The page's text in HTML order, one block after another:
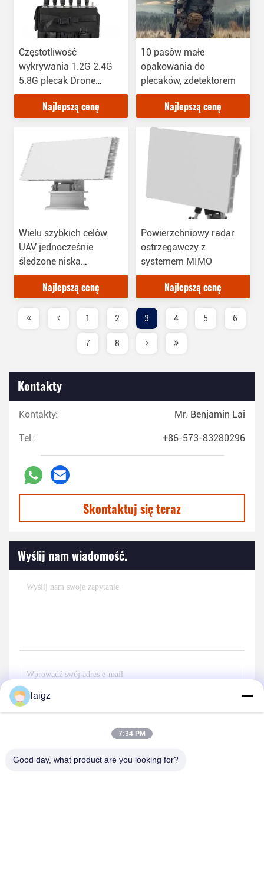
Częstotliwość
wykrywania 1.2G 2.4G
5.8G plecak Drone
Jammer Telemetry
Stand By Time ≥ 24
Najlepszą cenę
10 pasów małe
opakowania do
plecaków, zdetektorem
Najlepszą cenę
Wielu szybkich celów
UAV jednocześnie
śledzone niska
wysokość ostrzeżenie
radar szeroki zasięg
metrów
Najlepszą cenę
Powierzchniowy radar
ostrzegawczy z
systemem MIMO
Najlepszą cenę
1 2 3 4 5 6
7 8
Kontakty
Kontakty: Mr. Benjamin Lai
Tel.: +86-573-83280296
Skontaktuj się teraz
Wyślij nam wiadomość.
Wyślij
laigz
7:34 PM
Good day, what product are you looking for?